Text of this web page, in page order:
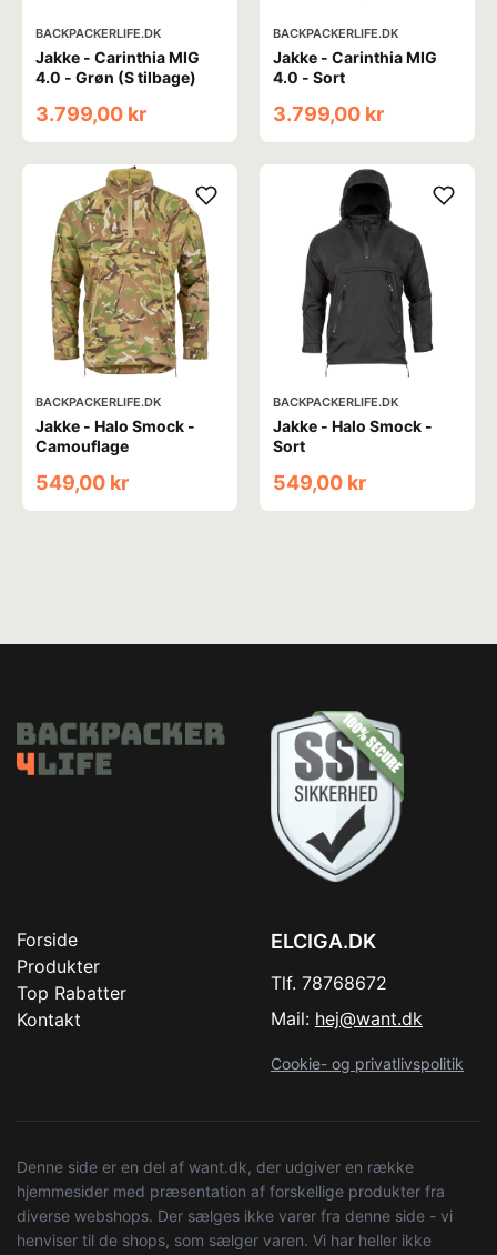
BACKPACKERLIFE.DK
Jakke - Carinthia MIG
4.0 - Grøn (S tilbage)
3.799,00 kr
BACKPACKERLIFE.DK
Jakke - Carinthia MIG
4.0 - Sort
3.799,00 kr
BACKPACKERLIFE.DK
Jakke - Halo Smock -
Camouflage
549,00 kr
BACKPACKERLIFE.DK
Jakke - Halo Smock -
Sort
549,00 kr
Forside
Produkter
Top Rabatter
Kontakt
ELCIGA.DK
Tlf. 78768672
Mail: hej@want.dk
Cookie- og privatlivspolitik
Denne side er en del af want.dk, der udgiver en række
hjemmesider med præsentation af forskellige produkter fra
diverse webshops. Der sælges ikke varer fra denne side - vi
henviser til de shops, som sælger varen. Vi har heller ikke